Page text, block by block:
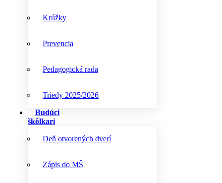
Krúžky
Prevencia
Pedagogická rada
Triedy 2025/2026
Budúci
škôlkari
Deň otvorených dverí
Zápis do MŠ